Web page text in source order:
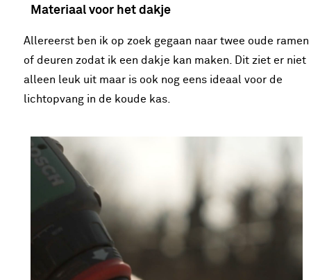
Materiaal voor het dakje
Allereerst ben ik op zoek gegaan naar twee oude ramen
of deuren zodat ik een dakje kan maken. Dit ziet er niet
alleen leuk uit maar is ook nog eens ideaal voor de
lichtopvang in de koude kas.